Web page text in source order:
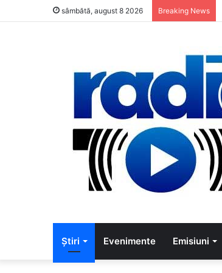
sâmbătă, august 8 2026 Breaking News
Știri Evenimente Emisiuni